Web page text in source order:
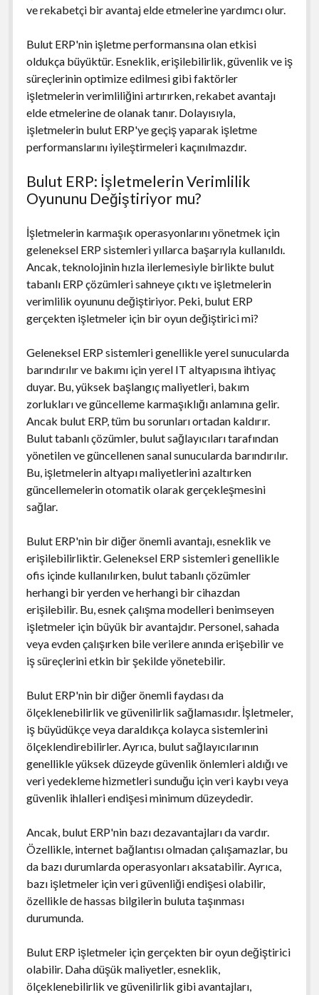
ve rekabetçi bir avantaj elde etmelerine yardımcı olur.
Bulut ERP'nin işletme performansına olan etkisi
oldukça büyüktür. Esneklik, erişilebilirlik, güvenlik ve iş
süreçlerinin optimize edilmesi gibi faktörler
işletmelerin verimliliğini artırırken, rekabet avantajı
elde etmelerine de olanak tanır. Dolayısıyla,
işletmelerin bulut ERP'ye geçiş yaparak işletme
performanslarını iyileştirmeleri kaçınılmazdır.
Bulut ERP: İşletmelerin Verimlilik
Oyununu Değiştiriyor mu?
İşletmelerin karmaşık operasyonlarını yönetmek için
geleneksel ERP sistemleri yıllarca başarıyla kullanıldı.
Ancak, teknolojinin hızla ilerlemesiyle birlikte bulut
tabanlı ERP çözümleri sahneye çıktı ve işletmelerin
verimlilik oyununu değiştiriyor. Peki, bulut ERP
gerçekten işletmeler için bir oyun değiştirici mi?
Geleneksel ERP sistemleri genellikle yerel sunucularda
barındırılır ve bakımı için yerel IT altyapısına ihtiyaç
duyar. Bu, yüksek başlangıç maliyetleri, bakım
zorlukları ve güncelleme karmaşıklığı anlamına gelir.
Ancak bulut ERP, tüm bu sorunları ortadan kaldırır.
Bulut tabanlı çözümler, bulut sağlayıcıları tarafından
yönetilen ve güncellenen sanal sunucularda barındırılır.
Bu, işletmelerin altyapı maliyetlerini azaltırken
güncellemelerin otomatik olarak gerçekleşmesini
sağlar.
Bulut ERP'nin bir diğer önemli avantajı, esneklik ve
erişilebilirliktir. Geleneksel ERP sistemleri genellikle
ofis içinde kullanılırken, bulut tabanlı çözümler
herhangi bir yerden ve herhangi bir cihazdan
erişilebilir. Bu, esnek çalışma modelleri benimseyen
işletmeler için büyük bir avantajdır. Personel, sahada
veya evden çalışırken bile verilere anında erişebilir ve
iş süreçlerini etkin bir şekilde yönetebilir.
Bulut ERP'nin bir diğer önemli faydası da
ölçeklenebilirlik ve güvenilirlik sağlamasıdır. İşletmeler,
iş büyüdükçe veya daraldıkça kolayca sistemlerini
ölçeklendirebilirler. Ayrıca, bulut sağlayıcılarının
genellikle yüksek düzeyde güvenlik önlemleri aldığı ve
veri yedekleme hizmetleri sunduğu için veri kaybı veya
güvenlik ihlalleri endişesi minimum düzeydedir.
Ancak, bulut ERP'nin bazı dezavantajları da vardır.
Özellikle, internet bağlantısı olmadan çalışamazlar, bu
da bazı durumlarda operasyonları aksatabilir. Ayrıca,
bazı işletmeler için veri güvenliği endişesi olabilir,
özellikle de hassas bilgilerin buluta taşınması
durumunda.
Bulut ERP işletmeler için gerçekten bir oyun değiştirici
olabilir. Daha düşük maliyetler, esneklik,
ölçeklenebilirlik ve güvenilirlik gibi avantajları,